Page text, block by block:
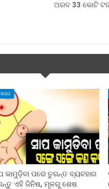
ଅରବ 33 କୋଟି
କାମୁଡ଼ିବା ପରେ ତୁରନ୍ତ ବ୍ୟବହାର
ଏହି ଜିନିଷ, ମୂଳରୁ ଶେଷ